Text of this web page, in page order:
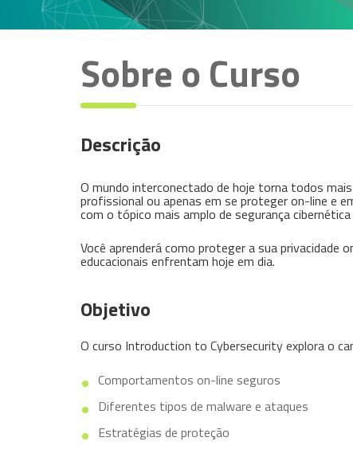
Sobre o Curso
Descrição
O mundo interconectado de hoje torna todos
profissional ou apenas em se proteger on-line e
com o tópico mais amplo de segurança
Você aprenderá como proteger a sua
educacionais enfrentam hoje em dia.
Objetivo
O curso Introduction to Cybersecurity explora o
Comportamentos on-line seguros
Diferentes tipos de malware e ataques
Estratégias de proteção